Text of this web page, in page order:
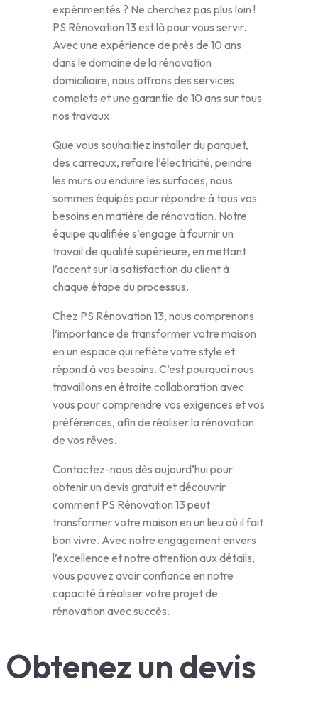
expérimentés ? Ne cherchez pas plus loin !
PS Rénovation 13 est là pour vous servir.
Avec une expérience de près de 10 ans
dans le domaine de la rénovation
domiciliaire, nous offrons des services
complets et une garantie de 10 ans sur tous
nos travaux.
Que vous souhaitiez installer du parquet,
des carreaux, refaire l’électricité, peindre
les murs ou enduire les surfaces, nous
sommes équipés pour répondre à tous vos
besoins en matière de rénovation. Notre
équipe qualifiée s’engage à fournir un
travail de qualité supérieure, en mettant
l’accent sur la satisfaction du client à
chaque étape du processus.
Chez PS Rénovation 13, nous comprenons
l’importance de transformer votre maison
en un espace qui reflète votre style et
répond à vos besoins. C’est pourquoi nous
travaillons en étroite collaboration avec
vous pour comprendre vos exigences et vos
préférences, afin de réaliser la rénovation
de vos rêves.
Contactez-nous dès aujourd’hui pour
obtenir un devis gratuit et découvrir
comment PS Rénovation 13 peut
transformer votre maison en un lieu où il fait
bon vivre. Avec notre engagement envers
l’excellence et notre attention aux détails,
vous pouvez avoir confiance en notre
capacité à réaliser votre projet de
rénovation avec succès.
Obtenez un devis